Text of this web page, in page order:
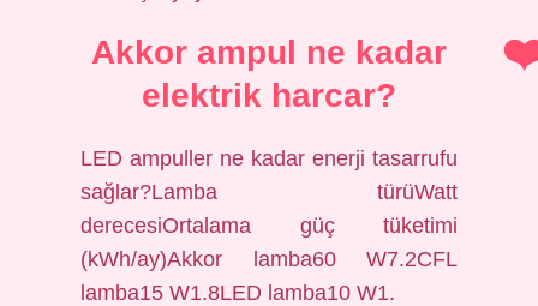
Akkor ampul ne kadar
elektrik harcar?
LED ampuller ne kadar enerji tasarrufu
sağlar?Lamba türüWatt
derecesiOrtalama güç tüketimi
(kWh/ay)Akkor lamba60 W7.2CFL
lamba15 W1.8LED lamba10 W1.